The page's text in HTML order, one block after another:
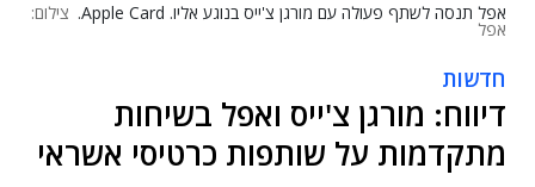
אפל תנסה לשתף פעולה עם מורגן צ'ייס בנוגע אליו. Apple Card. צילום:
אפל
חדשות
דיווח: מורגן צ'ייס ואפל בשיחות
מתקדמות על שותפות כרטיסי אשראי